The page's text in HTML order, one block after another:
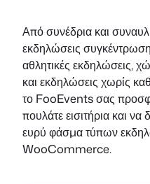
Από συνέδρια και
εκδηλώσεις
αθλητικές εκδηλώσεις,
και εκδηλώσεις χωρίς
το FooEvents σας
πουλάτε εισιτήρια και να
ευρύ φάσμα τύπων
WooCommerce.